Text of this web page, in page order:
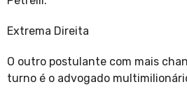
Extrema Direita
O outro postulante com mais
turno é o advogado